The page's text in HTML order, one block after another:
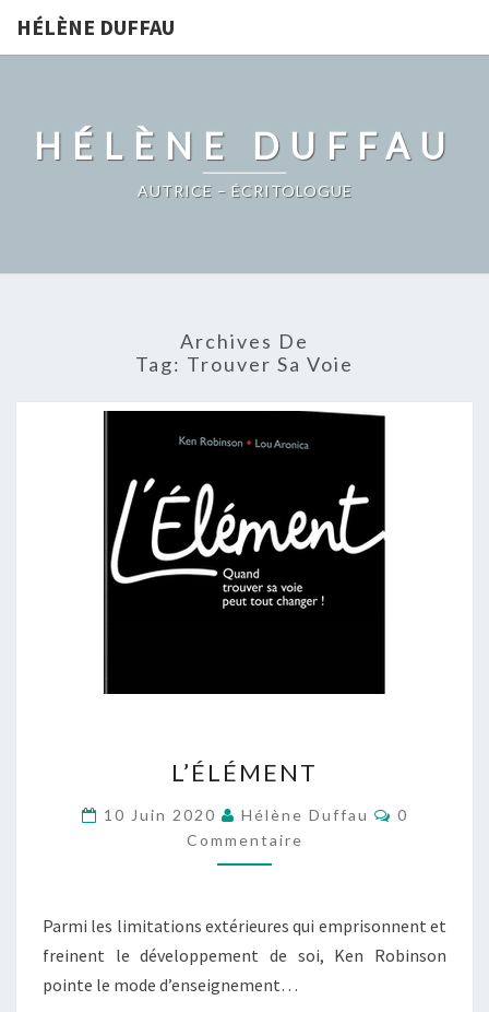
HÉLÈNE DUFFAU
HÉLÈNE DUFFAU
AUTRICE – ÉCRITOLOGUE
Archives De
Tag: Trouver Sa Voie
L’ÉLÉMENT
10 Juin 2020 Hélène Duffau
0
Commentaire
Parmi les limitations extérieures qui emprisonnent et
freinent le développement de soi, Ken Robinson
pointe le mode d’enseignement…